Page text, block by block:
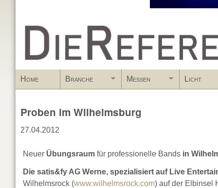
www.DieReferenz.de
Home Branche Messen Licht
Proben im Wilhelmsburg
27.04.2012
Neuer Übungsraum für professionelle Bands in
Die satis&fy AG Werne, spezialisiert auf Live
Wilhelmsrock (www.wilhelmsrock.com) auf der Elbinsel